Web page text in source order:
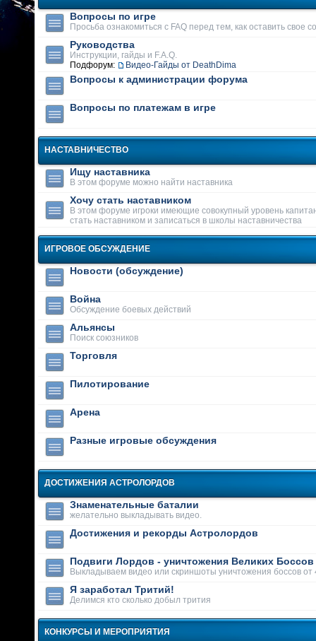
Вопросы по игре
Просьба ознакомиться с FAQ перед тем, как оставить свое
Руководства
Инструкции, гайды и F.A.Q.
Подфорум:
Видео-Гайды от DeathDima
Вопросы к администрации форума
Вопросы по платежам в игре
НАСТАВНИЧЕСТВО
Ищу наставника
В этом форуме можно найти наставника
Хочу стать наставником
В этом форуме игроки имеющие совокупный уровень
стать наставником и записаться в школы наставничества
ИГРОВОЕ ОБСУЖДЕНИЕ
Новости (обсуждение)
Война
Обсуждение боевых действий
Альянсы
Поиск союзников
Торговля
Пилотирование
Арена
Разные игровые обсуждения
ДОСТИЖЕНИЯ АСТРОЛОРДОВ
Знаменательные баталии
желательно выкладывать видео.
Достижения и рекорды Астролордов
Подвиги Лордов - уничтожения Великих Боссов
Выкладываем видео или скриншоты уничтожения боссов от
Я заработал Тритий!
Делимся кто сколько добыл трития
КОНКУРСЫ И МЕРОПРИЯТИЯ